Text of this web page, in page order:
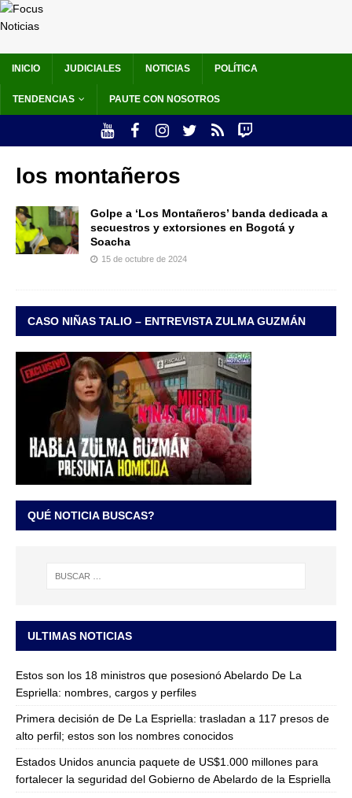
INICIO JUDICIALES NOTICIAS POLÍTICA
TENDENCIAS PAUTE CON NOSOTROS
los montañeros
Golpe a ‘Los Montañeros’ banda dedicada a
secuestros y extorsiones en Bogotá y
Soacha
15 de octubre de 2024
CASO NIÑAS TALIO – ENTREVISTA ZULMA GUZMÁN
QUÉ NOTICIA BUSCAS?
ULTIMAS NOTICIAS
Estos son los 18 ministros que posesionó Abelardo De La
Espriella: nombres, cargos y perfiles
Primera decisión de De La Espriella: trasladan a 117 presos de
alto perfil; estos son los nombres conocidos
Estados Unidos anuncia paquete de US$1.000 millones para
fortalecer la seguridad del Gobierno de Abelardo de la Espriella